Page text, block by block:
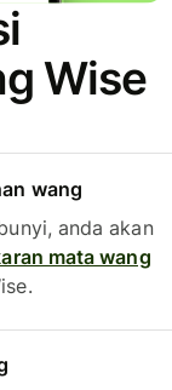
Wise
wang
anda akan
mata wang